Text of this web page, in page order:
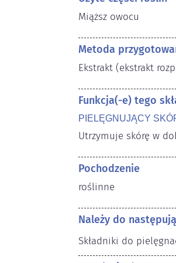
Miąższ owocu
Metoda
Ekstrakt (ekstrakt
Funkcja(-e) tego
PIELĘGNUJĄCY
Utrzymuje skórę w
Pochodzenie
roślinne
Należy do
Składniki do